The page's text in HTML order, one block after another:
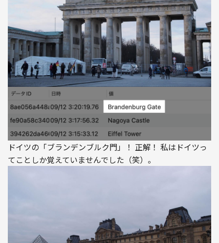
ドイツの「ブランデンブルク門」！ 正解！ 私はドイツっ
てことしか覚えていませんでした（笑）。